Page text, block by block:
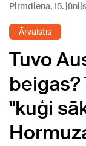
Pirmdiena, 15.
Ārvalstīs
Tuvo
beigas?
"kuģi